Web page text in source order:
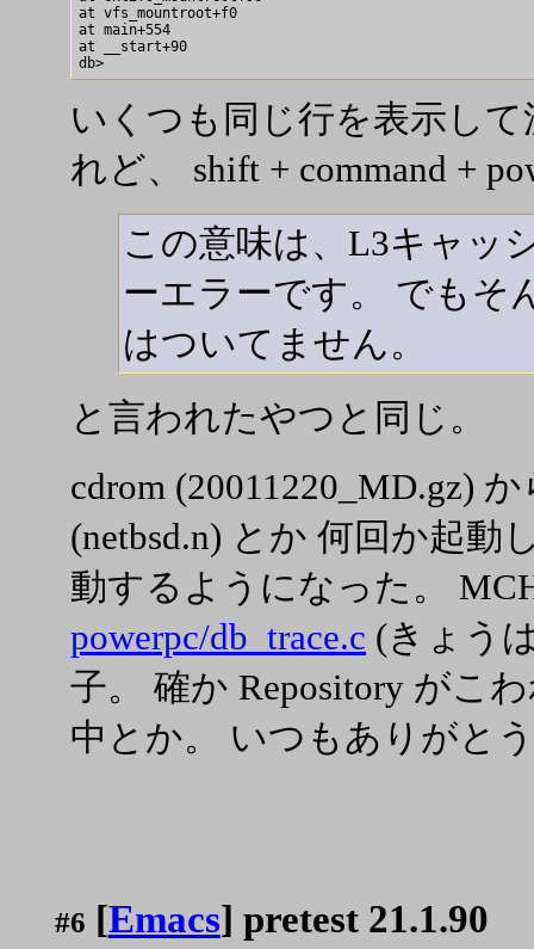
at vfs_mountroot+f0
at main+554
at __start+90
いくつも同じ行を表示し
れど、 shift + command +
この意味は、L3キャッ
ーエラーです。 でもそ
はついてません。
と言われたやつと同じ。
cdrom (20011220_MD.gz)
(netbsd.n) とか 何回か起動
動するようになった。
powerpc/db_trace.c (きょう
子。 確か Repository がこ
中とか。 いつもありがと
#6 [Emacs] pretest 21.1.90